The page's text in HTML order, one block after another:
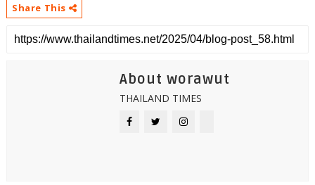
Share This
About worawut
THAILAND TIMES